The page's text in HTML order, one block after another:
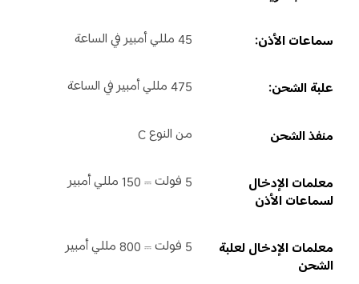
سماعات الأذن: 45 مللي أمبير في الساعة
علبة الشحن: 475 مللي أمبير في الساعة
منفذ الشحن من النوع C
معلمات الإدخال
لسماعات الأذن
5 فولت ⎓ 150 مللي أمبير
معلمات الإدخال لعلبة
الشحن
5 فولت ⎓ 800 مللي أمبير